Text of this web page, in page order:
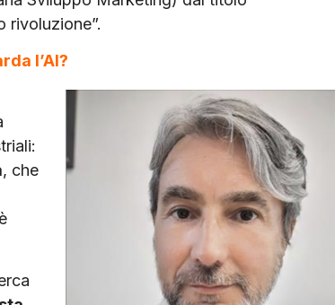
rivoluzione”.
l’AI?
, che